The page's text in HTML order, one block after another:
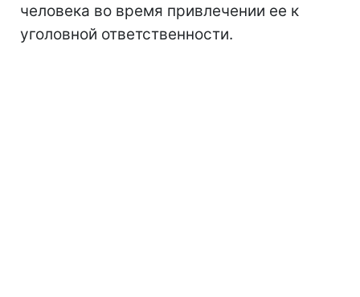
человека во время привлечении ее к
уголовной ответственности.